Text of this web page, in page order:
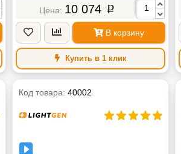
4000-4500К (Теплый белый) Кельвин
AC ~220V Вольт
Масса
10 074 p
В корзину
Купить в 1 клик
Код товара: 40002